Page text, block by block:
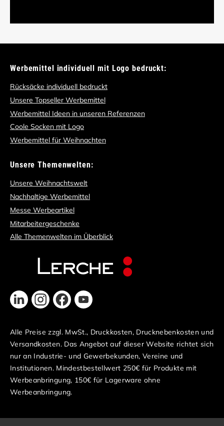
Werbemittel individuell mit Logo bedruckt:
Rücksäcke individuell bedruckt
Unsere Topseller Werbemittel
Werbemittel Ideen in unseren Referenzen
Coole Socken mit Logo
Werbemittel für Weihnachten
Unsere Themenwelten:
Unsere Weihnachtswelt
Nachhaltige Werbemittel
Messe Werbeartikel
Mitarbeitergeschenke
Alle Themenwelten im Überblick
Alle Preise zzgl. MwSt., Druckkosten, Drucknebenkosten und
Versandkosten. Das Angebot auf dieser Website richtet sich
nur an Industrie- und Gewerbekunden, Vereine und
Institutionen. Mindestbestellwert 250€ für Produkte mit
Werbeanbringung, 150€ für Lagerware ohne
Werbeanbringung.